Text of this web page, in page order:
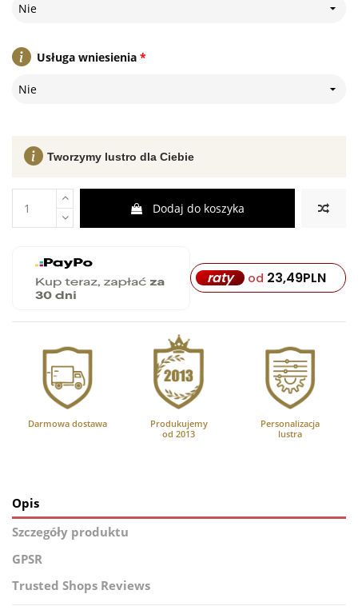
Nie
*
Usługa wniesienia
Nie
Dodaj do koszyka
Tworzymy lustro dla Ciebie
raty od 23,49PLN
Darmowa dostawa
Produkujemy
od 2013
Personalizacja
lustra
Opis
Szczegóły produktu
GPSR
Trusted Shops Reviews